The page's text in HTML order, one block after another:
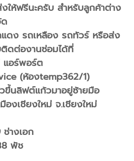
ให้ฟรีนะครับ สำหรับลูกค้าต่าง
ดง รถเหลือง รถทัวร์ หรือส่ง
ดต่องานซ่อมได้ที่
แอร์พอร์ต
(ห้องtemp362/1)
นลิฟต์แก้วมาอยู่ซ้ายมือ
งเชียงใหม่ จ.เชียงใหม่
างเอก
พัช